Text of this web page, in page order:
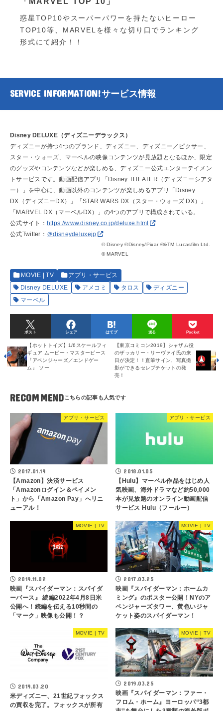
惑星TOP10やスーパーパワーを持たないヒーロー
TOP10等、MARVELを様々な切り口でランキング
形式にて紹介！！
SERVICE INFORMATION!サービス情報
Disney DELUXE（ディズニーデラックス）
ディズニーが持つ4つのブランド、ディズニー、ディズニー／ピクサー、
スター・ウォーズ、マーベルの映像コンテンツが見放題となるほか、限定
のグッズやコンテンツなどが楽しめる、ディズニー公式エンターテイメン
トサービスです。動画配信アプリ「Disney THEATER（ディズニーシアタ
ー）」を中心に、動画以外のコンテンツが楽しめるアプリ「Disney
DX（ディズニーDX）」「STAR WARS DX（スター・ウォーズ DX）」
「MARVEL DX（マーベルDX）」の4つのアプリで構成されている。
公式サイト： https://www.disney.co.jp/deluxe.html
公式Twitter： ＠disneydeluxejp
© Disney ©Disney/Pixar ©&TM Lucasfilm Ltd.
© MARVEL
MOVIE | TV
アプリ・サービス
Disney DELUXE
アメコミ タロス
ディズニー
マーベル
ポスト シェア はてブ 送る Pocket
【ホットトイズ】1/6スケールフィ
ギュア ムービー・マスターピース
『アベンジャーズ／エンドゲー
ム』 ソー
【東京コミコン2019】シャザム役
のザッカリー・リーヴァイ氏の来
日が決定！！直筆サイン、写真撮
影ができるセレブチケットの発
売！
RECOMMEND
アプリ・サービス
2017.01.19
【Amazon】決済サービス
「Amazonログイン＆ペイメン
ト」から「Amazon Pay」へリニ
ューアル！
アプリ・サービス
2018.01.05
【Hulu】マーベル作品をはじめ人
気映画、海外ドラマなど約50,000
本が見放題のオンライン動画配信
サービス Hulu（フールー）
MOVIE | TV
2019.11.02
映画『スパイダーマン：スパイダ
ーバース』 続編2022年4月8日米
公開へ！続編を伝える10秒間の
「マーク」映像も公開！？
MOVIE | TV
2017.03.25
映画『スパイダーマン：ホームカ
ミング』のポスター公開！NYのア
ベンジャーズタワー、黄色いジャ
ケット姿のスパイダーマン！
MOVIE | TV
2019.03.20
米ディズニー、21世紀フォックス
の買収を完了。フォックスが所有
MOVIE | TV
2019.03.25
映画『スパイダーマン：ファー・
フロム・ホーム』ヨーロッパ“3都